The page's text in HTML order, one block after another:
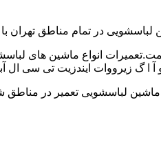
در تمام مناطق تهران
انواع ماشین های
آ ا گ زیرووات ایندزیت تی سی ال
ماشین لباسشویی تعمیر در